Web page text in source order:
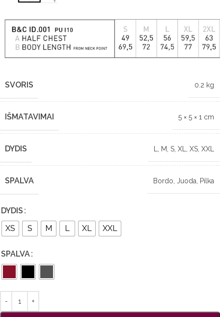
SVORIS 0.2 kg
IŠMATAVIMAI 5 × 5 × 1 cm
DYDIS L M S XL XS XXL
SPALVA Bordo Juoda Pilka
DYDIS
XS
S M L XL XXL
SPALVA